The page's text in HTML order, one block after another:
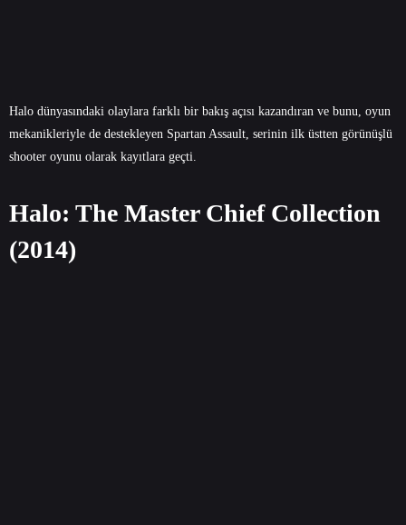
Halo dünyasındaki olaylara farklı bir bakış açısı kazandıran ve bunu, oyun
mekanikleriyle de destekleyen Spartan Assault, serinin ilk üstten görünüşlü
shooter oyunu olarak kayıtlara geçti.
Halo: The Master Chief Collection
(2014)